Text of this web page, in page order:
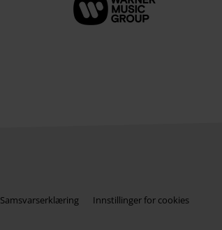
Samsvarserklæring Innstillinger for cookies